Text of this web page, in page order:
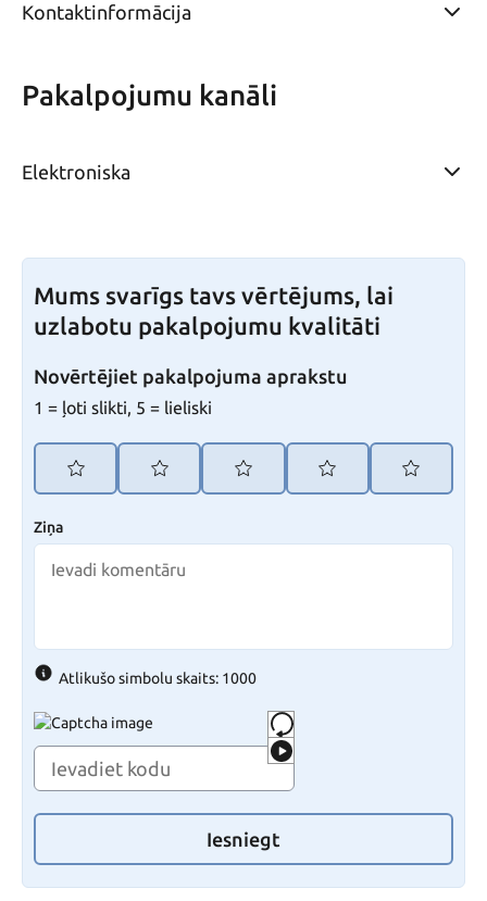
Kontaktinformācija
Pakalpojumu kanāli
Elektroniska
Mums svarīgs tavs vērtējums, lai
uzlabotu pakalpojumu kvalitāti
Novērtējiet pakalpojuma aprakstu
1 = ļoti slikti, 5 = lieliski
Ziņa
Atlikušo simbolu skaits: 1000
Iesniegt